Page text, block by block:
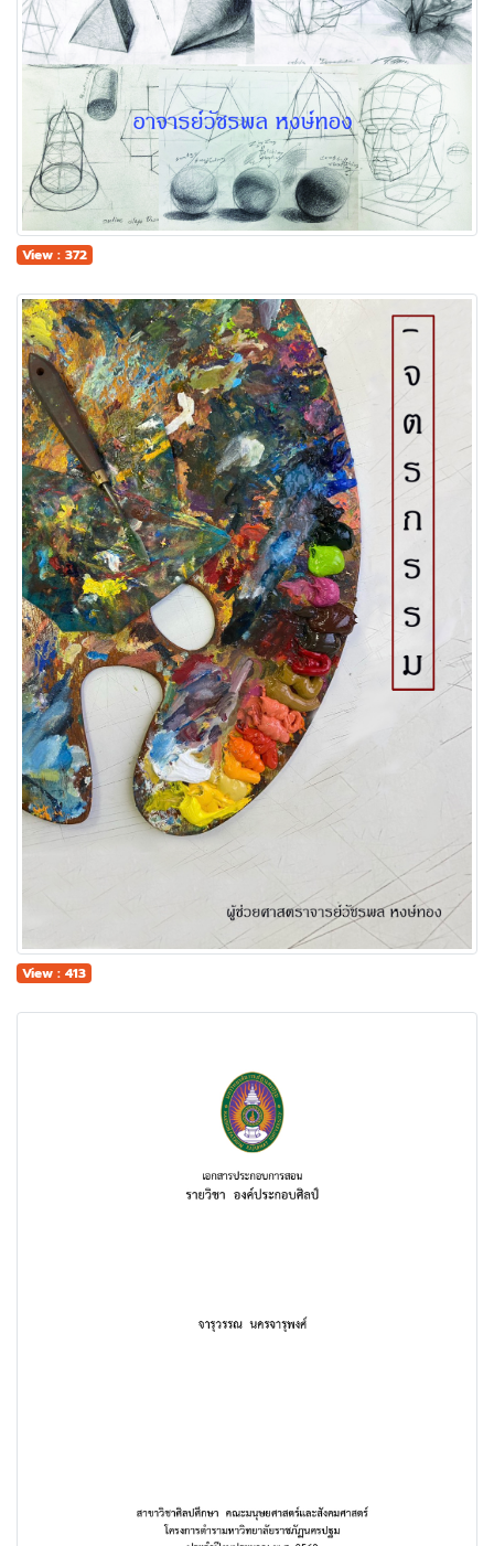
View : 372
View : 413